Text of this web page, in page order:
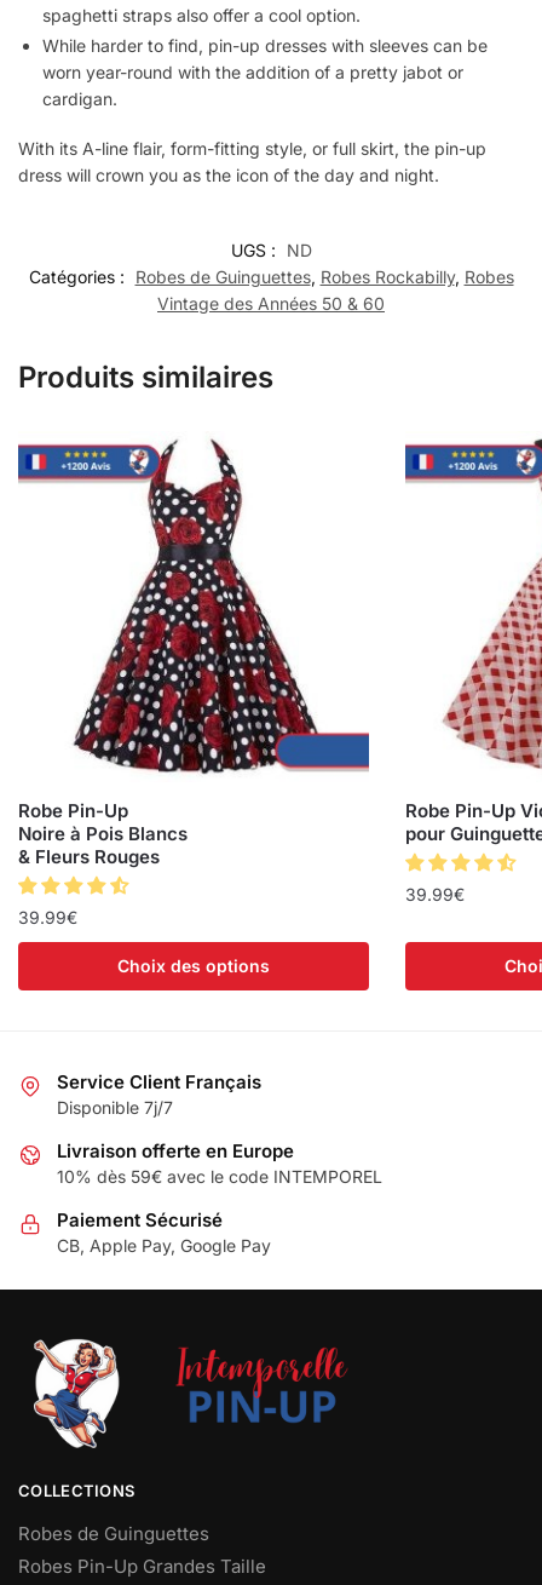
spaghetti straps also offer a cool option.
While harder to find, pin-up dresses with sleeves can be
worn year-round with the addition of a pretty jabot or
cardigan.
With its A-line flair, form-fitting style, or full skirt, the pin-up
dress will crown you as the icon of the day and night.
UGS :
ND
Catégories :
Robes de Guinguettes, Robes Rockabilly, Robes
Vintage des Années 50 & 60
Produits similaires
Robe Pin-Up
Noire à Pois Blancs
& Fleurs Rouges
39.99€
Choix des options
Robe Pin-Up
pour
39.99€
Service Client Français
Disponible 7j/7
Livraison offerte en Europe
10% dès 59€ avec le code INTEMPOREL
Paiement Sécurisé
CB, Apple Pay, Google Pay
COLLECTIONS
Robes de Guinguettes
Robes Pin-Up Grandes Taille